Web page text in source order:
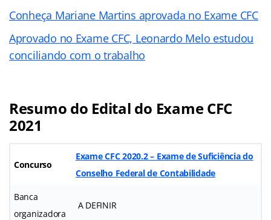
Conheça Mariane Martins aprovada no Exame CFC
Aprovado no Exame CFC, Leonardo Melo estudou
conciliando com o trabalho
Resumo do Edital do Exame CFC
2021
Concurso
Exame CFC 2020.2 – Exame de Suficiência do
Conselho Federal de Contabilidade
Banca
organizadora
A DEFINIR